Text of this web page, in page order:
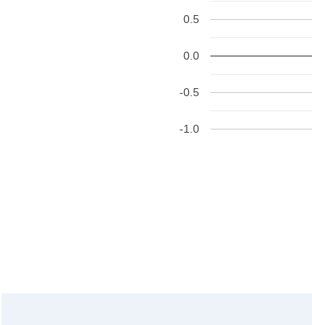
-1.0
-0.5
0.0
0.5